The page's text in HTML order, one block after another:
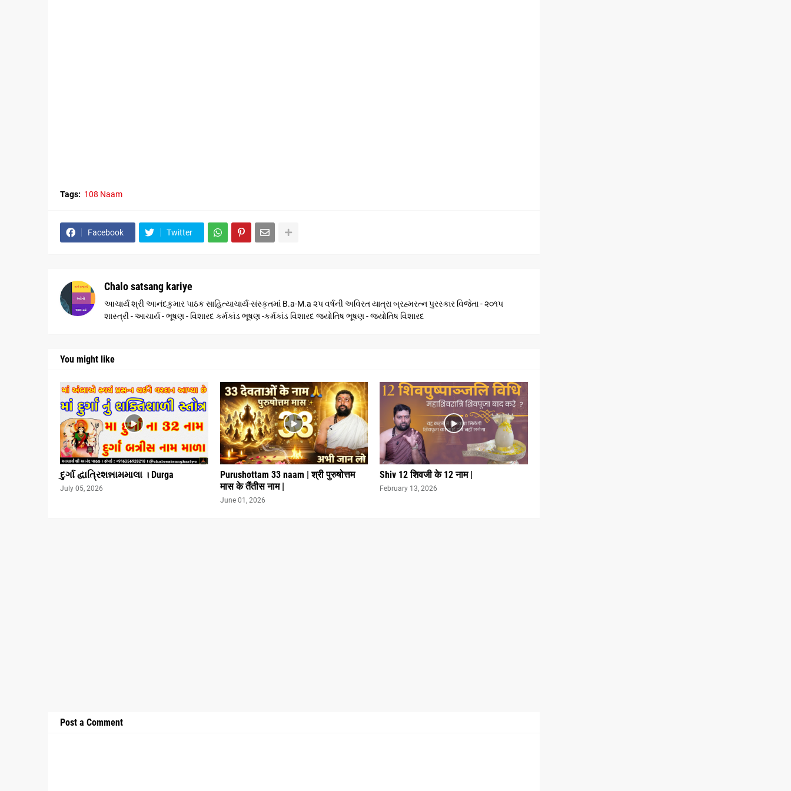
Tags: 108 Naam
Facebook Twitter
Chalo satsang kariye
આચાર્ય શ્રી આનંદકુમાર પાઠક સાહિત્યાચાર્ય-સંસ્કૃતમાં B.a-M.a ૨૫ વર્ષની અવિરત યાત્રા બ્રહ્મરત્ન પુરસ્કાર વિજેતા - ૨૦૧૫
શાસ્ત્રી - આચાર્ય - ભૂષણ - વિશારદ કર્મકાંડ ભૂષણ -કર્મકાંડ વિશારદ જ્યોતિષ ભૂષણ - જ્યોતિષ વિશારદ
You might like
દુર્ગા દ્વાત્રિશન્નામમાલા । Durga
July 05, 2026
Purushottam 33 naam | श्री पुरुषोत्तम
मास के तैंतीस नाम |
June 01, 2026
Shiv 12 शिवजी के 12 नाम |
February 13, 2026
Post a Comment